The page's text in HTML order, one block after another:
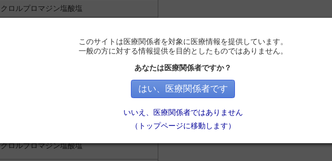
クロルプロマジン塩酸塩
＞ フ
＞抗
フェノチアジン系
クロルプロマジン塩酸塩
このサイトは医療関係者を対象に医療情報を提供しています。
一般の方に対する情報提供を目的としたものではありません。
あなたは医療関係者ですか？
はい、医療関係者です
いいえ、医療関係者ではありません
（トップページに移動します）